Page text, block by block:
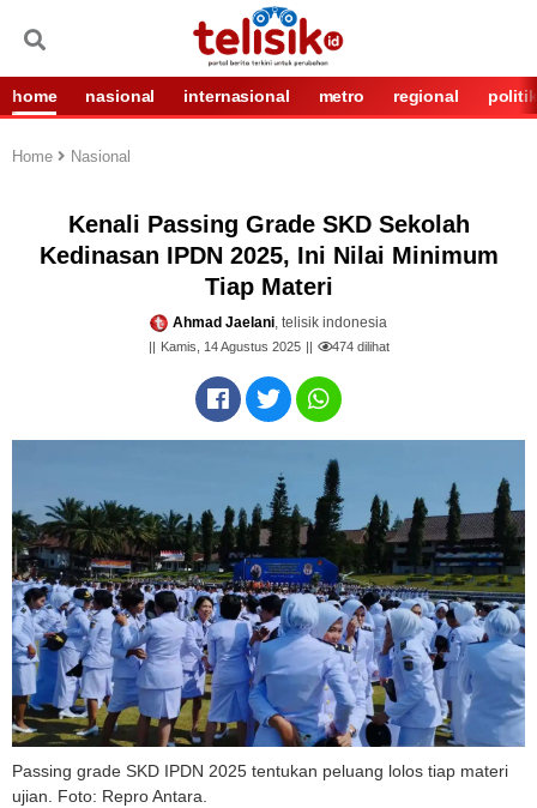
home nasional internasional metro regional politik
Home Nasional
Kenali Passing Grade SKD Sekolah
Kedinasan IPDN 2025, Ini Nilai Minimum
Tiap Materi
Ahmad Jaelani, telisik indonesia
Kamis, 14 Agustus 2025 474dilihat
Passing grade SKD IPDN 2025 tentukan peluang lolos tiap materi
ujian. Foto: Repro Antara.